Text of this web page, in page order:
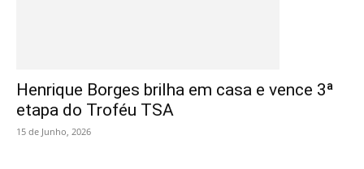
Henrique Borges brilha em casa e vence 3ª
etapa do Troféu TSA
15 de Junho, 2026